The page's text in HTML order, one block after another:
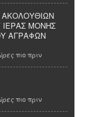
ΜΟΝΗΣ
ΑΓΡΑΦΩΝ
πιο πριν
πιο πριν